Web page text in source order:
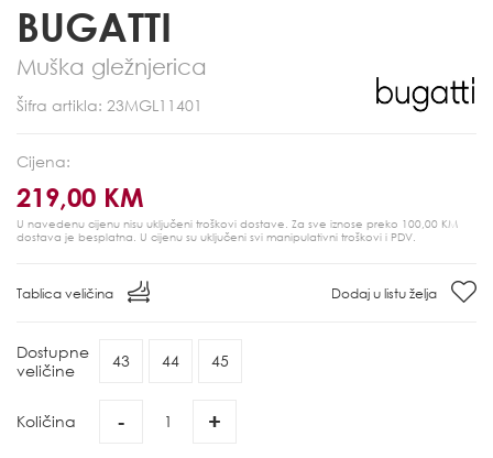
BUGATTI
Muška gležnjerica
Šifra artikla: 23MGL11401
Cijena:
219,00 KM
U navedenu cijenu nisu uključeni troškovi dostave. Za sve iznose preko 100,00 KM
dostava je besplatna. U cijenu su uključeni svi manipulativni troškovi i PDV.
Tablica veličina Dodaj u listu želja
Dostupne
veličine
43 44 45
Količina - +